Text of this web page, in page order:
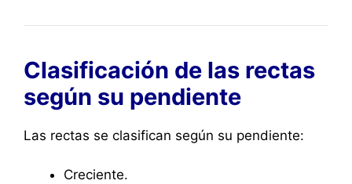
Clasificación de las rectas
según su pendiente
Las rectas se clasifican según su pendiente:
Creciente.